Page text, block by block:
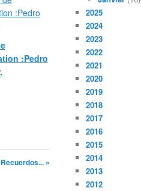
:Pedro
»
2025
2024
2023
2022
2021
2020
2019
2018
2017
2016
2015
2014
2013
2012